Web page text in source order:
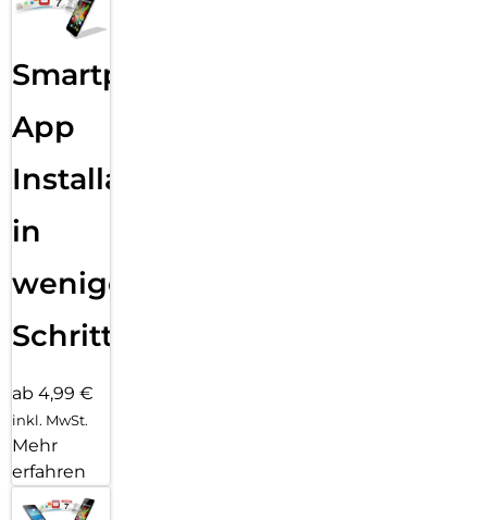
Smartphone
App
Installation
in
wenigen
Schritten
ab 4,99 €
inkl. MwSt.
Mehr
erfahren